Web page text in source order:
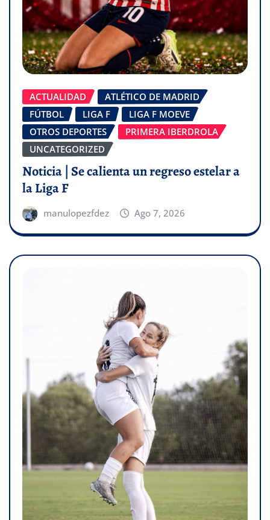
ACTUALIDAD
ATLÉTICO DE MADRID
FÚTBOL
LIGA F
LIGA F MOEVE
OTROS DEPORTES
PRIMERA IBERDROLA
UNCATEGORIZED
Noticia | Se calienta un regreso estelar a
la Liga F
manulopezfdez Ago 7, 2026